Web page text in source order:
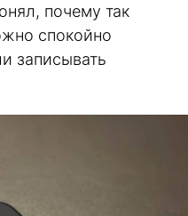
почему так
спокойно
записывать